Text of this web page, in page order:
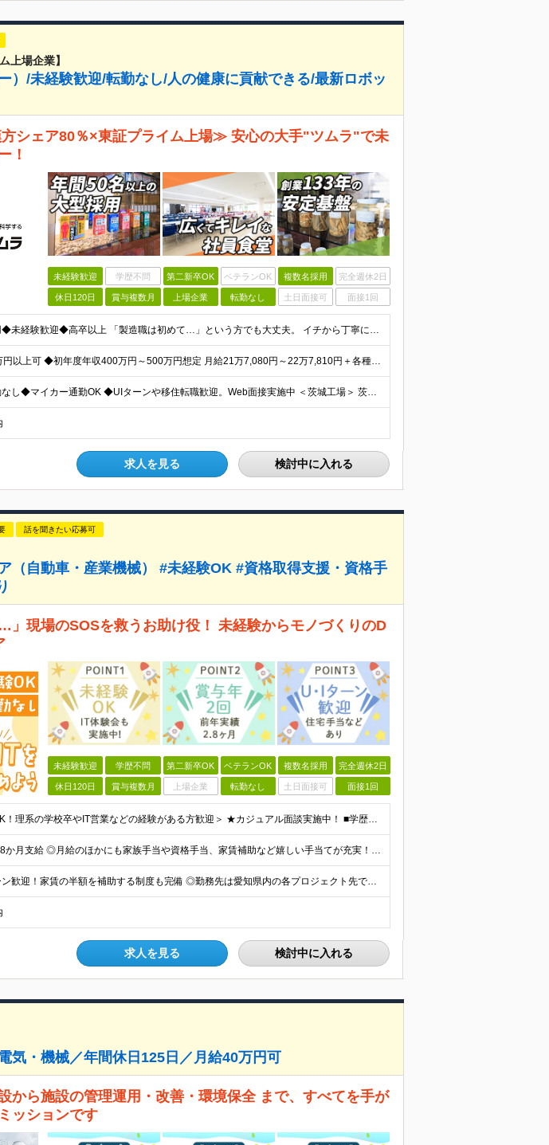
上場企業】
）/未経験歓迎/転勤なし/人の健康に貢献できる/最新ロボッ
シェア80％×東証プライム上場≫ 安心の大手"ツムラ"で未
！
未経験歓迎 学歴不問 第二新卒OK ベテランOK 複数名採用 完全週休2日
休日120日 賞与複数月 上場企業 転勤なし 土日面接可 面接1回
◆大型採用◆未経験歓迎◆高卒以上 「製造職は初めて…」という方でも大丈夫。 イチから丁寧にお教えしますのでご安心ください。 ＼こんなアナタにピッタリ／ ◎「人の健康に貢献したい」という想いがある
◆月収30万円以上可 ◆初年度年収400万円～500万円想定 月給21万7,080円～22万7,810円＋各種手当＋賞与年2回 ★「手当」や「賞与」が手厚いため、1年目未経験でも年収400万円以上
◆原則転勤なし◆マイカー通勤OK ◆UIターンや移住転職歓迎。Web面接実施中 ＜茨城工場＞ 茨城県稲敷郡阿見町吉原3586 ┗クリーンで働きやすいのが魅力です。 ★豊かな自然と便利な生活環境が調
求人を見る 検討中に入れる
話を聞きたい応募可
（自動車・産業機械） #未経験OK #資格取得支援・資格手
」現場のSOSを救うお助け役！ 未経験からモノづくりのD
未経験歓迎 学歴不問 第二新卒OK ベテランOK 複数名採用 完全週休2日
休日120日 賞与複数月 上場企業 転勤なし 土日面接可 面接1回
＜未経験OK！理系の学校卒やIT営業などの経験がある方歓迎＞ ★カジュアル面談実施中！ ■学歴不問 ■普通自動車免許（AT限定可）をお持ちの方 ≪こんな方にピッタリ≫ □ 人の役に立つことが好き、
◎賞与年2.8か月支給 ◎月給のほかにも家族手当や資格手当、家賃補助など嬉しい手当てが充実！ 月給：24万円～35万円＋交通費＋賞与年2回 ※経験・能力・年齢などを考慮の上、当社規定により決定しま
◎U・Iターン歓迎！家賃の半額を補助する制度も完備 ◎勤務先は愛知県内の各プロジェクト先です。 通勤のしやすさを考慮して決定します。 ■本社 愛知県名古屋市中区千代田2-10-31 ※実際の勤務
求人を見る 検討中に入れる
気・機械／年間休日125日／月給40万円可
から施設の管理運用・改善・環境保全 まで、すべてを手が
ッションです